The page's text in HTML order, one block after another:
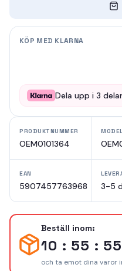
KÖP MED KLARNA
Dela upp i 3
PRODUKTNUMMER
OEM0101364
EAN
5907457763968 3-5
Beställ inom:
10 : 55 : 55
och ta emot dina varor